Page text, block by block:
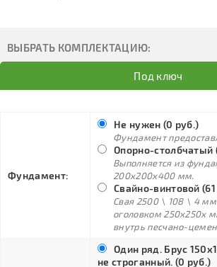
ВЫБРАТЬ КОМПЛЕКТАЦИЮ:
Под ключ
Фундамент:
Не нужен (0 руб.)
Фундамент
Опорно-столбчатый
Выполняется из
200х200х400 мм.
Свайно-винтовой
Свая 2500 \ 108 \ 4
оголовком 250х250х
внутрь песчано-
Один ряд. Брус
не строганный. (0 руб.)